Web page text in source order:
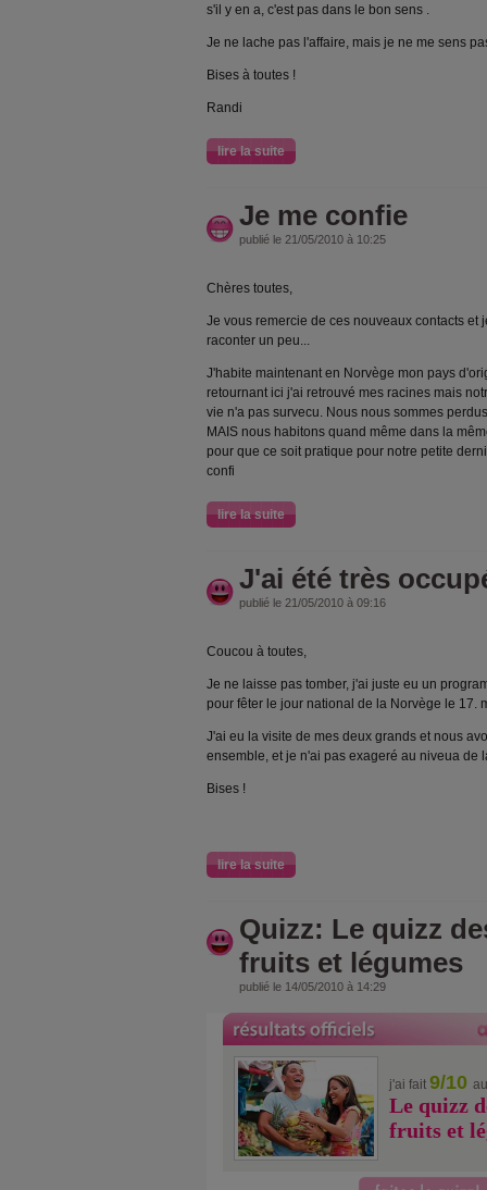
s'il y en a, c'est pas dans le bon sens .
Je ne lache pas l'affaire, mais je ne me sens
Bises à toutes !
Randi
lire la suite
Je me confie
publié le 21/05/2010 à 10:25
Chères toutes,
Je vous remercie de ces nouveaux contacts et
raconter un peu...
J'habite maintenant en Norvège mon pays
retournant ici j'ai retrouvé mes racines mais
vie n'a pas survecu. Nous nous sommes
MAIS nous habitons quand même dans la
pour que ce soit pratique pour notre petite
confi
lire la suite
J'ai été très
publié le 21/05/2010 à 09:16
Coucou à toutes,
Je ne laisse pas tomber, j'ai juste eu un
pour fêter le jour national de la Norvège le 17.
J'ai eu la visite de mes deux grands et nous
ensemble, et je n'ai pas exageré au niveua de
Bises !
lire la suite
Quizz: Le quizz
fruits et légumes
publié le 14/05/2010 à 14:29
j'ai fait 9/10
Le quizz
fruits et